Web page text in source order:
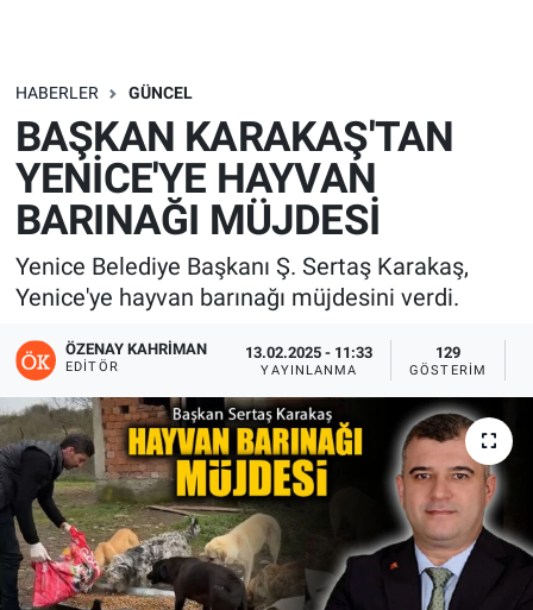
HABERLER GÜNCEL
BAŞKAN KARAKAŞ'TAN
YENİCE'YE HAYVAN
BARINAĞI MÜJDESİ
Yenice Belediye Başkanı Ş. Sertaş Karakaş,
Yenice'ye hayvan barınağı müjdesini verdi.
ÖZENAY KAHRIMAN
EDITÖR
13.02.2025 - 11:33
YAYINLANMA
129
GÖSTERIM